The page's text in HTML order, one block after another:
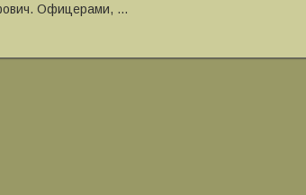
Офицерами, …